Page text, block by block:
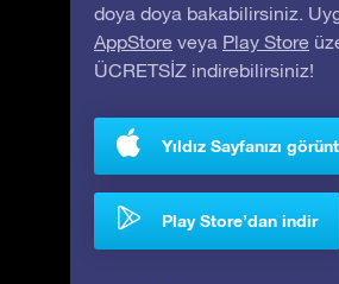
doya doya bakabilirsiniz.
AppStore veya Play Store
ÜCRETSİZ indirebilirsiniz!
Yıldız Sayfanızı
Play Store’dan indir